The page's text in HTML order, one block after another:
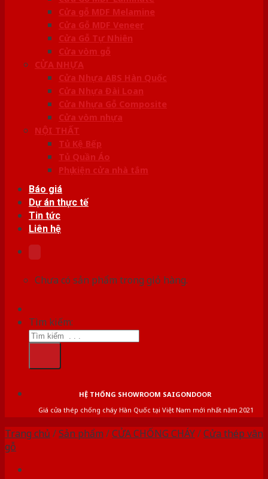
Cửa gỗ MDF Melamine
Cửa Gỗ MDF Veneer
Cửa Gỗ Tự Nhiên
Cửa vòm gỗ
CỬA NHỰA
Cửa Nhựa ABS Hàn Quốc
Cửa Nhựa Đài Loan
Cửa Nhựa Gỗ Composite
Cửa vòm nhựa
NỘI THẤT
Tủ Kệ Bếp
Tủ Quần Áo
Phụ kiện cửa nhà tắm
Báo giá
Dự án thực tế
Tin tức
Liên hệ
Chưa có sản phẩm trong giỏ hàng.
Tìm kiếm:
HỆ THỐNG SHOWROOM SAIGONDOOR
Giá cửa thép chống cháy Hàn Quốc tại Việt Nam mới nhất năm 2021
Trang chủ /Sản phẩm /CỬA CHỐNG CHÁY/Cửa thép vân
gỗ